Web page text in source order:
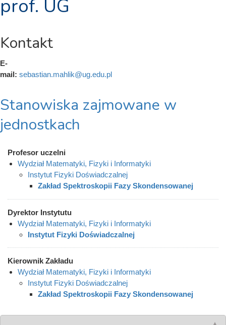
prof. UG
Kontakt
E-
mail: sebastian.mahlik@ug.edu.pl
Stanowiska zajmowane w
jednostkach
Profesor uczelni
Wydział Matematyki, Fizyki i Informatyki
Instytut Fizyki Doświadczalnej
Zakład Spektroskopii Fazy Skondensowanej
Dyrektor Instytutu
Wydział Matematyki, Fizyki i Informatyki
Instytut Fizyki Doświadczalnej
Kierownik Zakładu
Wydział Matematyki, Fizyki i Informatyki
Instytut Fizyki Doświadczalnej
Zakład Spektroskopii Fazy Skondensowanej